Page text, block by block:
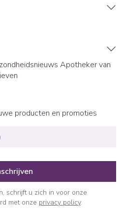
Apotheker van
producten en promoties
schrijft u zich in voor onze
met onze privacy policy.